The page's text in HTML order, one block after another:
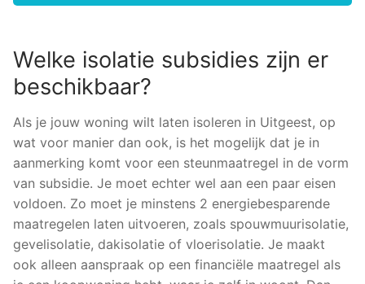
Welke isolatie subsidies zijn er
beschikbaar?
Als je jouw woning wilt laten isoleren in Uitgeest, op
wat voor manier dan ook, is het mogelijk dat je in
aanmerking komt voor een steunmaatregel in de vorm
van subsidie. Je moet echter wel aan een paar eisen
voldoen. Zo moet je minstens 2 energiebesparende
maatregelen laten uitvoeren, zoals spouwmuurisolatie,
gevelisolatie, dakisolatie of vloerisolatie. Je maakt
ook alleen aanspraak op een financiële maatregel als